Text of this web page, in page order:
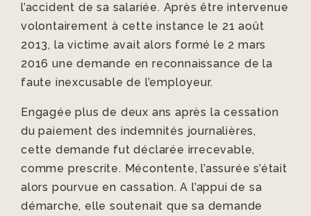
l’accident de sa salariée. Après être intervenue
volontairement à cette instance le 21 août
2013, la victime avait alors formé le 2 mars
2016 une demande en reconnaissance de la
faute inexcusable de l’employeur.
Engagée plus de deux ans après la cessation
du paiement des indemnités journalières,
cette demande fut déclarée irrecevable,
comme prescrite. Mécontente, l’assurée s’était
alors pourvue en cassation. A l’appui de sa
démarche, elle soutenait que sa demande